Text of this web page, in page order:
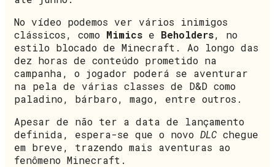
No vídeo podemos ver vários inimigos
clássicos, como Mimics e Beholders, no
estilo blocado de Minecraft. Ao longo das
dez horas de conteúdo prometido na
campanha, o jogador poderá se aventurar
na pela de várias classes de D&D como
paladino, bárbaro, mago, entre outros.
Apesar de não ter a data de lançamento
definida, espera-se que o novo DLC chegue
em breve, trazendo mais aventuras ao
fenômeno Minecraft.